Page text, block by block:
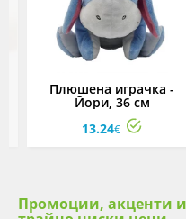
Плюшена играчка -
Йори, 36 см
13.24€
Промоции, акценти и